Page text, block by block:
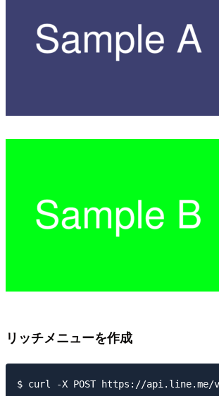
リッチメニューを作成
$ curl -X POST https://api.line.me/